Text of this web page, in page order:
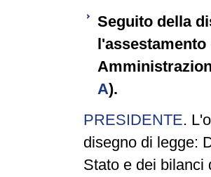
Seguito della
A).
PRESIDENTE.
disegno di legge:
Stato e dei bilanci